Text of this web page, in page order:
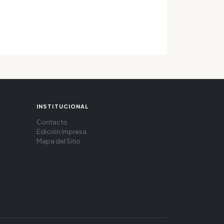
INSTITUCIONAL
Contacto
Edición Impresa
Mapa del Sitio